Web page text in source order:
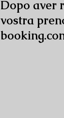
Dopo aver
vostra